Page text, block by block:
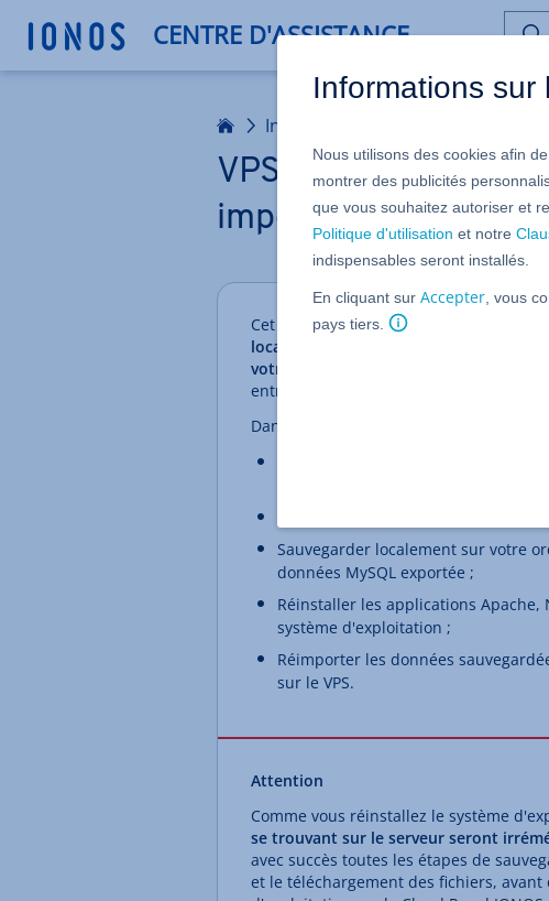
CENTRE D'ASSISTANCE
Infrastructures : Serveurs et Cloud
VPS : Sauvegarder
importer après la
Cet article vous aide à
localement sur votre ordinateur
votre VPS IONOS
entraîne la suppression de toutes les
Dans cet article, vous apprendrez
Sauvegarder localement sur votre
données MySQL exportée ;
Réinstaller les applications Apache,
système d'exploitation ;
Réimporter les données
sur le VPS.
Attention
Comme vous réinstallez le système
se trouvant sur le serveur seront
avec succès toutes les étapes de
et le téléchargement des fichiers,
Informations sur
Nous utilisons des cookies afin
montrer des publicités
que vous souhaitez autoriser et
Politique d'utilisation et notre
indispensables seront installés.
En cliquant sur Accepter , vous
pays tiers.